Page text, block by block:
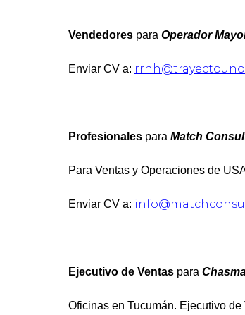
Vendedores para Operador
Enviar CV a:
Profesionales para Match
Para Ventas y Operaciones de
Enviar CV a:
Ejecutivo de Ventas para
Oficinas en Tucumán. Ejecutivo de